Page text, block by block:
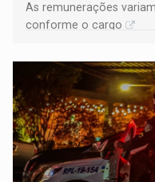
As remunerações
conforme o cargo